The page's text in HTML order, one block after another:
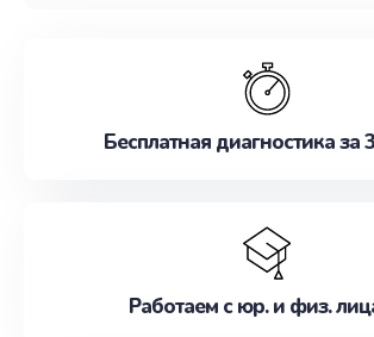
наилучшим образом. Не медлите
Бесплатная диагностика за
Работаем с юр. и физ.